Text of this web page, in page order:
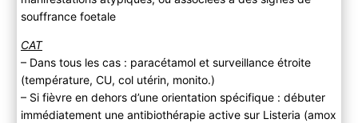
souffrance foetale
CAT
– Dans tous les cas : paracétamol et surveillance étroite
(température, CU, col utérin, monito.)
– Si fièvre en dehors d’une orientation spécifique : débuter
immédiatement une antibiothérapie active sur Listeria (amox